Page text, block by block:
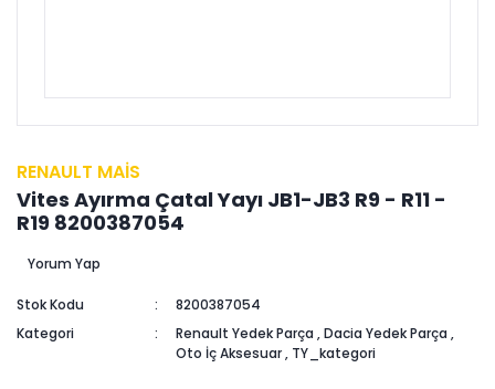
RENAULT MAİS
Vites Ayırma Çatal Yayı JB1-JB3 R9 - R11 -
R19 8200387054
Yorum Yap
Stok Kodu
8200387054
Kategori
Renault Yedek Parça ,Dacia Yedek Parça ,
Oto İç Aksesuar, TY_kategori